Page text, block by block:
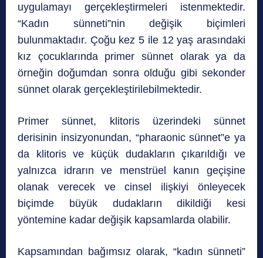
uygulamayı gerçekleştirmeleri istenmektedir.
“Kadın sünneti”nin değişik biçimleri
bulunmaktadır. Çoğu kez 5 ile 12 yaş arasındaki
kız çocuklarında primer sünnet olarak ya da
örneğin doğumdan sonra olduğu gibi sekonder
sünnet olarak gerçekleştirilebilmektedir.
Primer sünnet, klitoris üzerindeki sünnet
derisinin insizyonundan, “pharaonic sünnet”e ya
da klitoris ve küçük dudakların çıkarıldığı ve
yalnızca idrarın ve menstrüel kanın geçişine
olanak verecek ve cinsel ilişkiyi önleyecek
biçimde büyük dudakların dikildiği kesi
yöntemine kadar değişik kapsamlarda olabilir.
Kapsamından bağımsız olarak, “kadın sünneti”